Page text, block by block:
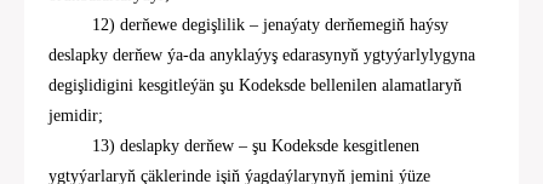
12) derňewe degişlilik – jenaýaty derňemegiň haýsy
deslapky derňew ýa-da anyklaýyş edarasynyň ygtyýarlylygyna
degişlidigini kesgitleýän şu Kodeksde bellenilen alamatlaryň
jemidir;
13) deslapky derňew – şu Kodeksde kesgitlenen
ygtyýarlaryň çäklerinde işiň ýagdaýlarynyň jemini ýüze